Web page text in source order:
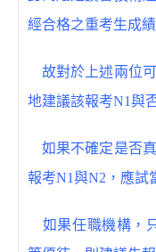
經合格之重考生成
故對於上述兩位
地建議該報考N1與
如果不確定是否
報考N1與N2，應試
如果任職機構，